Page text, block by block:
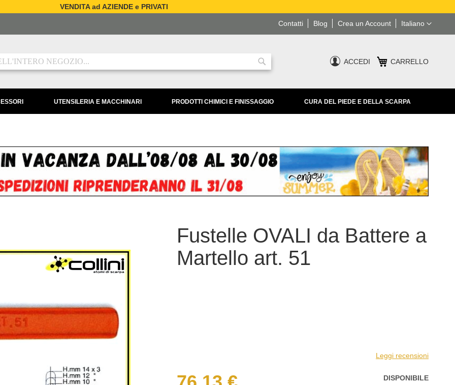
VENDITA ad AZIENDE e PRIVATI
Lingua
Italiano
Blog Crea un Account
Contatti
Ricerca
ACCEDI CARRELLO
UTENSILERIA E MACCHINARI PRODOTTI CHIMICI E FINISSAGGIO CURA DEL PIEDE E DELLA SCARPA
Fustelle OVALI da Battere a
Martello art. 51
Leggi recensioni
DISPONIBILE